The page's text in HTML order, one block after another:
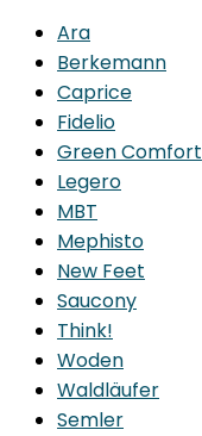
Ara
Berkemann
Caprice
Fidelio
Green Comfort
Legero
MBT
Mephisto
New Feet
Saucony
Think!
Woden
Waldläufer
Semler